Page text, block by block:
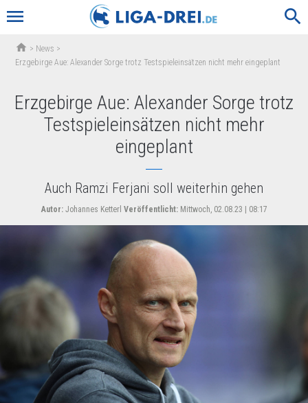
menu search
home > News >
Erzgebirge Aue: Alexander Sorge trotz Testspieleinsätzen nicht mehr eingeplant
Erzgebirge Aue: Alexander Sorge trotz
Testspieleinsätzen nicht mehr
eingeplant
Auch Ramzi Ferjani soll weiterhin gehen
Autor:Johannes Ketterl Veröffentlicht:Mittwoch, 02.08.23 | 08:17